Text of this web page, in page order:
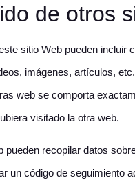
de otros
sitio Web pueden incluir
imágenes, artículos,
web se comporta
visitado la otra web.
pueden recopilar datos
un código de seguimiento